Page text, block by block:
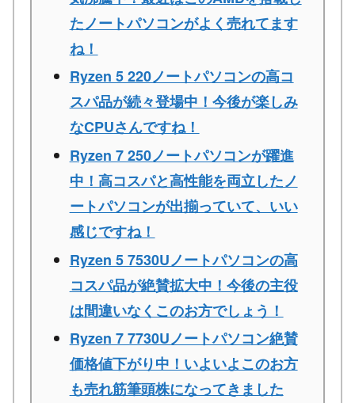
たノートパソコンがよく売れてます
ね！
Ryzen 5 220ノートパソコンの高コ
スパ品が続々登場中！今後が楽しみ
なCPUさんですね！
Ryzen 7 250ノートパソコンが躍進
中！高コスパと高性能を両立したノ
ートパソコンが出揃っていて、いい
感じですね！
Ryzen 5 7530Uノートパソコンの高
コスパ品が絶賛拡大中！今後の主役
は間違いなくこのお方でしょう！
Ryzen 7 7730Uノートパソコン絶賛
価格値下がり中！いよいよこのお方
も売れ筋筆頭株になってきました